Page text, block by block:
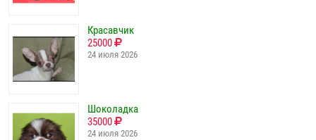
Красавчик
25000
24 июля 2026
Шоколадка
35000
24 июля 2026